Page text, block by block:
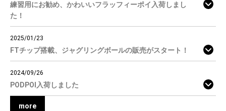
練習用にお勧め、かわいいフラッフィーポイ入荷しまし
た！
2025/01/23
FTチップ搭載、ジャグリングボールの販売がスタート！
2024/09/26
PODPOI入荷しました
more